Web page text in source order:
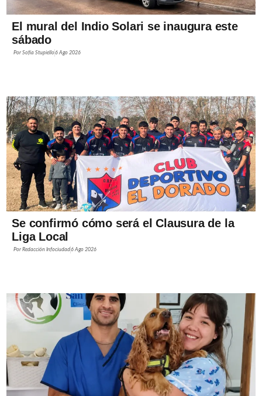
El mural del Indio Solari se inaugura este
sábado
PorSofía Stupiello6 Ago 2026
Se confirmó cómo será el Clausura de la
Liga Local
PorRedacción Infociudad6 Ago 2026